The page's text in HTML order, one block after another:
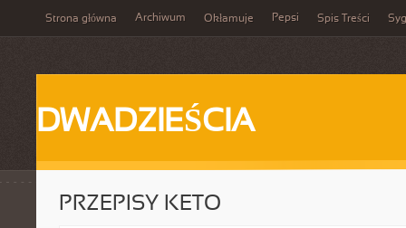
Strona główna Archiwum Okłamuje Pepsi Spis Treści
DWADZIEŚCIA
PRZEPISY KETO